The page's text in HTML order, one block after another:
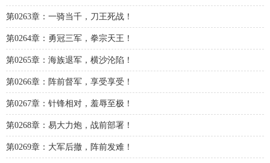
第0263章：一骑当千，刀王死战！
第0264章：勇冠三军，拳宗天王！
第0265章：海族退军，横沙沦陷！
第0266章：阵前督军，享受享受！
第0267章：针锋相对，羞辱至极！
第0268章：易大力炮，战前部署！
第0269章：大军后撤，阵前发难！